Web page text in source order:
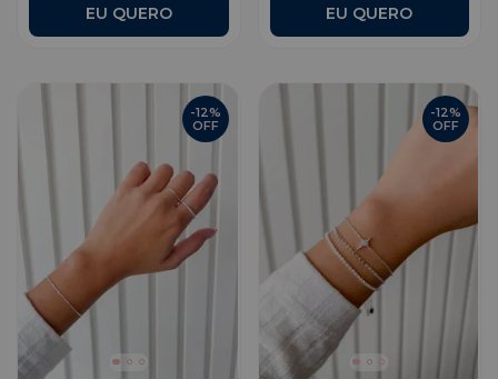
EU QUERO EU QUERO
-12%
OFF
-12%
OFF